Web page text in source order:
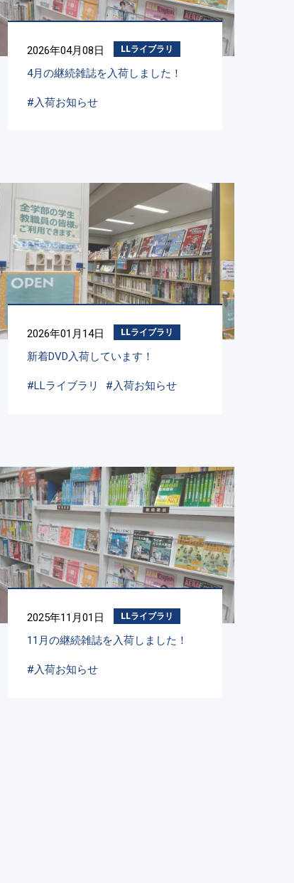
2026年04月08日 LLライブラリ
4月の継続雑誌を入荷しました！
#入荷お知らせ
2026年01月14日 LLライブラリ
新着DVD入荷しています！
#LLライブラリ #入荷お知らせ
2025年11月01日 LLライブラリ
11月の継続雑誌を入荷しました！
#入荷お知らせ